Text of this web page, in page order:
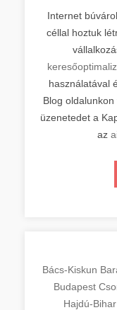
Internet
céllal hoztuk
használatával
Blog
üzenetedet a
az
Bács-Kiskun
Budapest
Hajdú-Bihar